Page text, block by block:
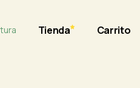
Tienda Carrito